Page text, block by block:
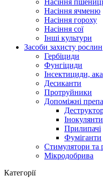
Насіння пшениці
Насіння ячменю
Насіння гороху
Насіння сої
Інші культури
Засоби захисту рослин
Гербіциди
Фунгіциди
Інсектициди,
Десиканти
Протруйники
Допоміжні
Інокулянти
Прилипачі
Фуміганти
Стимулятори та
Мікродобрива
Категорії